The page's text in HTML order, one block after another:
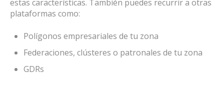
estas características. También puedes recurrir a otras
plataformas como:
Polígonos empresariales de tu zona
Federaciones, clústeres o patronales de tu zona
GDRs